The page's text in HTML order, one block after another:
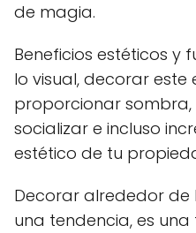
de magia.
Beneficios estéticos y
lo visual, decorar este
proporcionar
socializar e incluso
estético de tu
Decorar alrededor de
una tendencia, es